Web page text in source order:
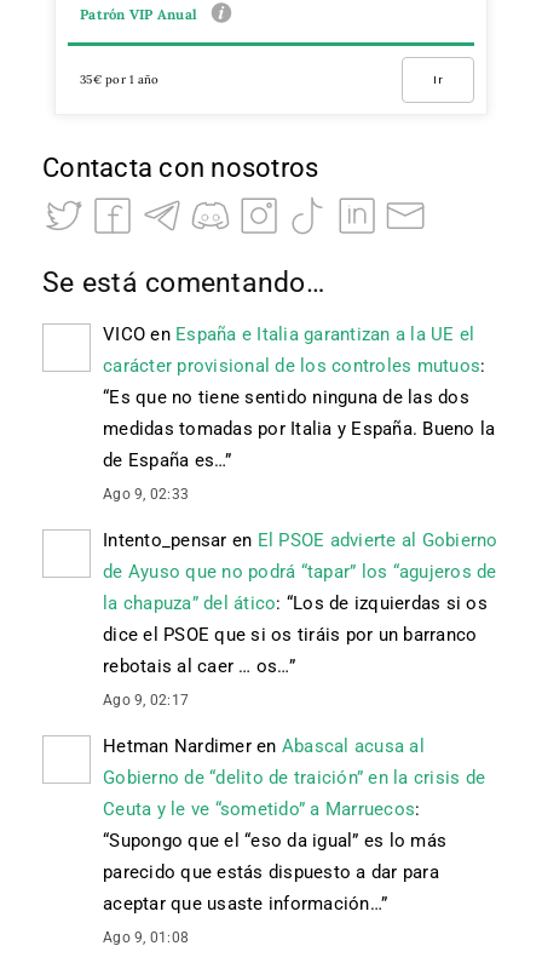
Patrón VIP Anual
35€ por 1 año Ir
Contacta con nosotros
Se está comentando…
VICO en España e Italia garantizan a la UE el
carácter provisional de los controles mutuos:
“Es que no tiene sentido ninguna de las dos
medidas tomadas por Italia y España. Bueno la
de España es…”
Ago 9, 02:33
Intento_pensar en El PSOE advierte al Gobierno
de Ayuso que no podrá “tapar” los “agujeros de
la chapuza” del ático: “Los de izquierdas si os
dice el PSOE que si os tiráis por un barranco
rebotais al caer … os…”
Ago 9, 02:17
Hetman Nardimeren Abascal acusa al
Gobierno de “delito de traición” en la crisis de
Ceuta y le ve “sometido” a Marruecos:
“Supongo que el “eso da igual” es lo más
parecido que estás dispuesto a dar para
aceptar que usaste información…”
Ago 9, 01:08